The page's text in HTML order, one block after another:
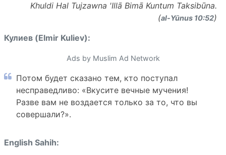
Khuldi Hal Tujzawna 'Illā Bimā Kuntum Taksibūna.
(al-Yūnus 10:52)
Кулиев (Elmir Kuliev):
Ads by Muslim Ad Network
Потом будет сказано тем, кто поступал
несправедливо: «Вкусите вечные мучения!
Разве вам не воздается только за то, что вы
совершали?».
English Sahih: